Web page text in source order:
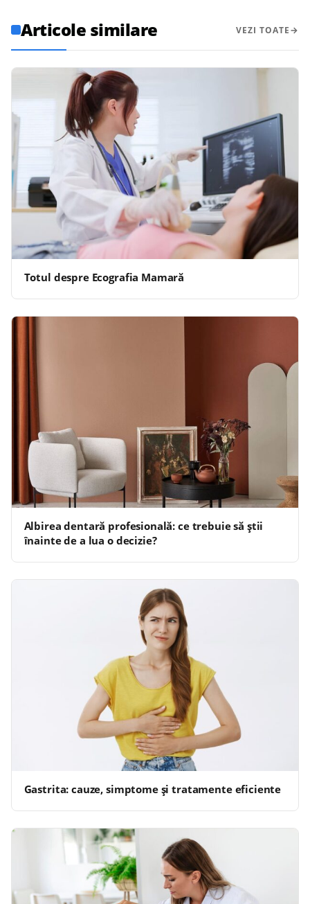
Articole similare VEZI TOATE
Totul despre Ecografia Mamară
Albirea dentară profesională: ce trebuie să știi
înainte de a lua o decizie?
Gastrita: cauze, simptome și tratamente eficiente